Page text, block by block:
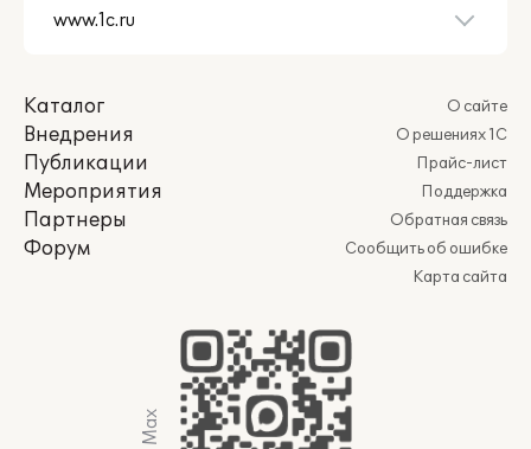
Каталог
Внедрения
Публикации
Мероприятия
Партнеры
Форум
О сайте
О решениях 1С
Прайс-лист
Поддержка
Обратная связь
Сообщить об ошибке
Карта сайта